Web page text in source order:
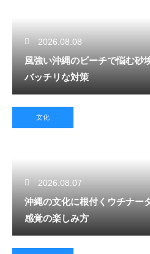
2026.08.08
風強い沖縄のビーチで悩む砂
バッチリな対策
文化
2026.08.07
沖縄の文化に根付くウチナー
感覚の楽しみ方